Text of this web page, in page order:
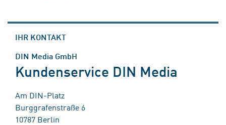
IHR KONTAKT
DIN Media GmbH
Kundenservice DIN Media
Am DIN-Platz
Burggrafenstraße 6
10787 Berlin